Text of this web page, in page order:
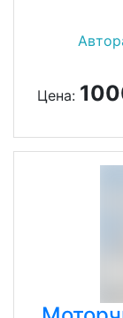
Цена: